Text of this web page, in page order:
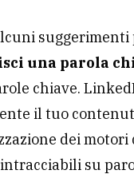
una parola
chiave.
il tuo
dei motori
su